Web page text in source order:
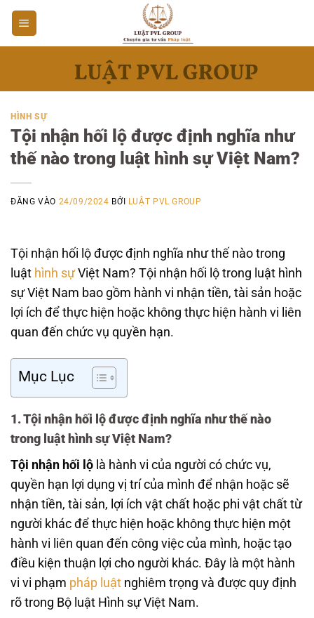
Bỏ
qua
nội
HÌNH SỰ
Tội nhận hối lộ được định nghĩa như
thế nào trong luật hình sự Việt Nam?
ĐĂNG VÀO 24/09/2024 BỞI LUẬT PVL GROUP
Tội nhận hối lộ được định nghĩa như thế nào trong
luật hình sựViệt Nam? Tội nhận hối lộ trong luật hình
sự Việt Nam bao gồm hành vi nhận tiền, tài sản hoặc
lợi ích để thực hiện hoặc không thực hiện hành vi liên
quan đến chức vụ quyền hạn.
Mục Lục
1. Tội nhận hối lộ được định nghĩa như thế nào
trong luật hình sự Việt Nam?
Tội nhận hối lộ là hành vi của người có chức vụ,
quyền hạn lợi dụng vị trí của mình để nhận hoặc sẽ
nhận tiền, tài sản, lợi ích vật chất hoặc phi vật chất từ
người khác để thực hiện hoặc không thực hiện một
hành vi liên quan đến công việc của mình, hoặc tạo
điều kiện thuận lợi cho người khác. Đây là một hành
vi vi phạm pháp luật nghiêm trọng và được quy định
rõ trong Bộ luật Hình sự Việt Nam.